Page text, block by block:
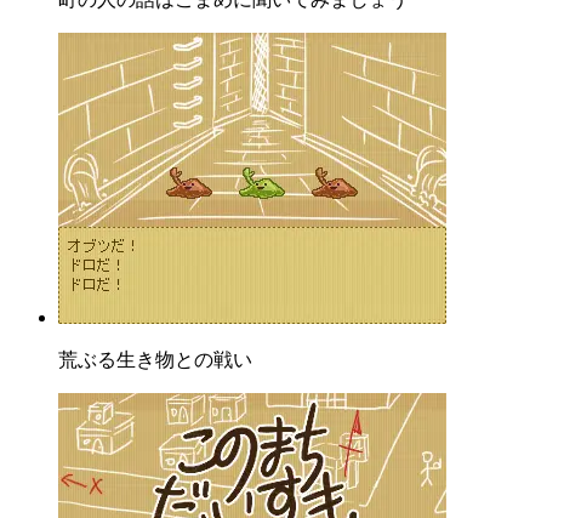
荒ぶる生き物との戦い